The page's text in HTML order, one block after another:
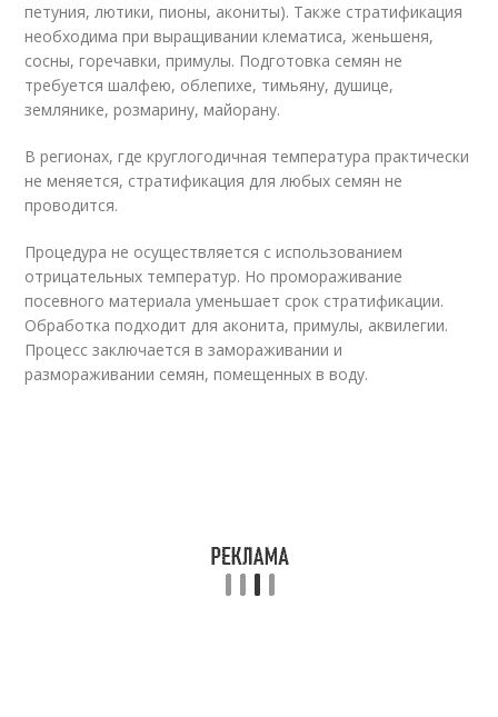
петуния, лютики, пионы, акониты). Также стратификация
необходима при выращивании клематиса, женьшеня,
сосны, горечавки, примулы. Подготовка семян не
требуется шалфею, облепихе, тимьяну, душице,
землянике, розмарину, майорану.
В регионах, где круглогодичная температура практически
не меняется, стратификация для любых семян не
проводится.
Процедура не осуществляется с использованием
отрицательных температур. Но промораживание
посевного материала уменьшает срок стратификации.
Обработка подходит для аконита, примулы, аквилегии.
Процесс заключается в замораживании и
размораживании семян, помещенных в воду.